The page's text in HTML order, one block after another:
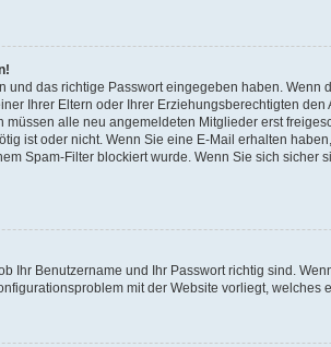
das richtige Passwort eingegeben haben. Wenn
Ihrer Eltern oder Ihrer Erziehungsberechtigten
alle neu angemeldeten Mitglieder erst
ist oder nicht. Wenn Sie eine E-Mail erhalten
Spam-Filter blockiert wurde. Wenn Sie sich
Ihr Benutzername und Ihr Passwort richtig sind.
mit der Website vorliegt, welches